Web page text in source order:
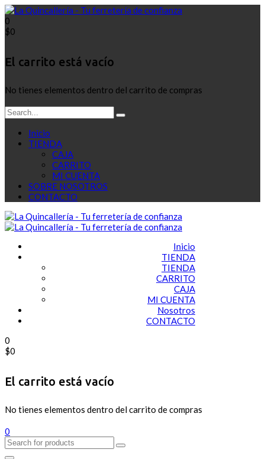
0
$0
El carrito está vacío
No tienes elementos dentro del carrito de compras
Inicio
TIENDA
CAJA
CARRITO
MI CUENTA
SOBRE NOSOTROS
CONTACTO
Inicio
TIENDA
TIENDA
CARRITO
CAJA
MI CUENTA
Nosotros
CONTACTO
0
$0
El carrito está vacío
No tienes elementos dentro del carrito de compras
0